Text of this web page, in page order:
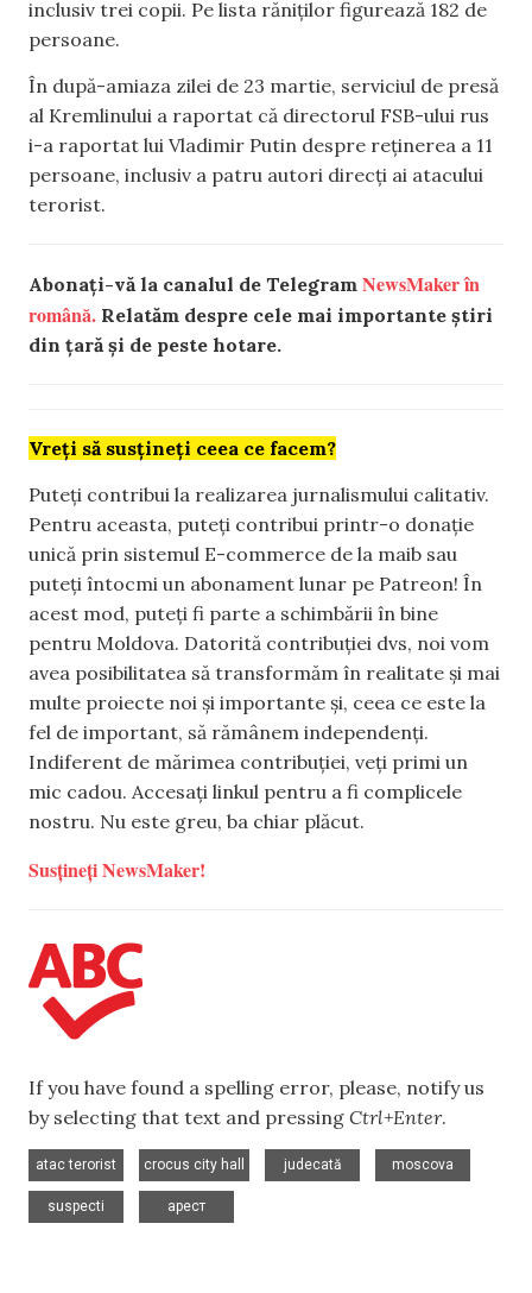
inclusiv trei copii. Pe lista răniților figurează 182 de
persoane.
În după-amiaza zilei de 23 martie, serviciul de presă
al Kremlinului a raportat că directorul FSB-ului rus
i-a raportat lui Vladimir Putin despre reținerea a 11
persoane, inclusiv a patru autori direcți ai atacului
terorist.
Abonați-vă la canalul de Telegram NewsMaker în
română. Relatăm despre cele mai importante știri
din țară și de peste hotare.
Vreți să susțineți ceea ce facem?
Puteți contribui la realizarea jurnalismului calitativ.
Pentru aceasta, puteți contribui printr-o donație
unică prin sistemul E-commerce de la maib sau
puteți întocmi un abonament lunar pe Patreon! În
acest mod, puteți fi parte a schimbării în bine
pentru Moldova. Datorită contribuției dvs, noi vom
avea posibilitatea să transformăm în realitate și mai
multe proiecte noi și importante și, ceea ce este la
fel de important, să rămânem independenți.
Indiferent de mărimea contribuției, veți primi un
mic cadou. Accesați linkul pentru a fi complicele
nostru. Nu este greu, ba chiar plăcut.
Susțineți NewsMaker!
If you have found a spelling error, please, notify us
by selecting that text and pressing Ctrl+Enter.
atac terorist
crocus city hall
judecată
moscova
suspecti
арест